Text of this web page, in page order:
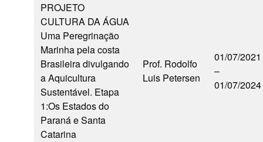
PROJETO
CULTURA DA ÁGUA
Uma Peregrinação
Marinha pela costa
Brasileira divulgando
a Aquicultura
Sustentável. Etapa
1:Os Estados do
Paraná e Santa
Catarina
Prof. Rodolfo
Luis Petersen
01/07/2021
–
01/07/2024